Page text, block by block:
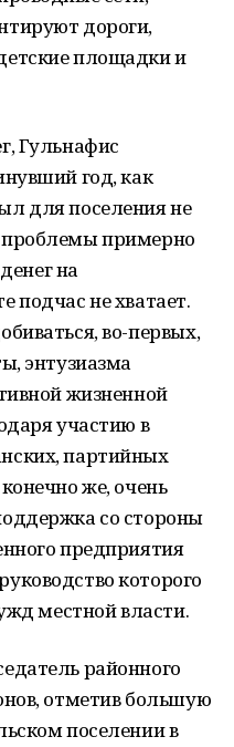
дороги,
площадки и
Гульнафис
год, как
для поселения не
примерно
на
подчас не хватает.
во-первых,
энтузиазма
жизненной
участию в
партийных
же, очень
со стороны
предприятия
которого
местной власти.
районного
отметив большую
поселении в